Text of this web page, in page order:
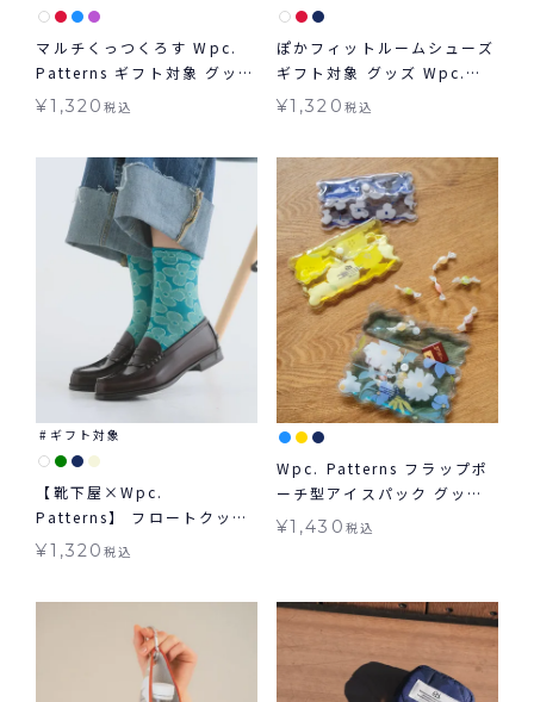
マルチくっつくろす Wpc.
Patterns ギフト対象 グッズ
≪メール便対象≫
¥1,320税込
ぽかフィットルームシューズ
ギフト対象 グッズ Wpc.
Patterns ≪メール便対象≫
¥1,320 税込
ギフト対象
【靴下屋×Wpc.
Patterns】 フロートクッカ
ロークルー ギフト対象 グッ
¥1,320税込
Wpc. Patterns フラップポ
ーチ型アイスパック グッズ
ギフト対象
¥1,430 税込